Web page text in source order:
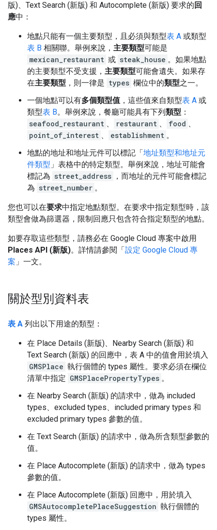
版)、Text Search (新版) 和 Autocomplete (新版) 要求的 回
應中：
地點只能有一個主要類型，且必須與類型表 A 或類型
表 B 相關聯。 舉例來說， 主要類型可能是
mexican_restaurant 或 steak_house 。如果地點
的主要類型不受支援， 主要類型可能會遺失。如果存
在主要類型 ，則一律是 types 欄位中的類型之一。
一個地點可以有多個類型值 ，這些值來自類型表 A 或
類型表 B。舉例來說，餐廳可能具有下列類型 ：
seafood_restaurant 、 restaurant 、 food 、
point_of_interest 、 establishment 。
地點的地址和地址元件可以標記「地址類型和地址元
件類型 」表格中的特定類型。舉例來說，地址可能會
標記為 street_address ，而地址的元件可能會標記
為 street_number 。
您也可以在要求中指定地點類型。在要求中指定類型時，該
類型會做為篩選器，限制回應只包含符合指定類型的地點。
如要存取這些類型，請務必在 Google Cloud 專案中啟用
Places API (新版)。詳情請參閱「設定 Google Cloud 專
案 」一文。
關於型別資料表
表 A 列出以下用途的類型：
在 Place Details (新版)、Nearby Search (新版) 和
Text Search (新版) 的回應中，表 A 中的值會用於填入
GMSPlace 執行個體的 types 屬性。要求必須在欄位
清單中指定 GMSPlacePropertyTypes 。
在 Nearby Search (新版) 的請求中，做為 included
types、excluded types、included primary types 和
excluded primary types 參數的值。
在 Text Search (新版) 的請求中，做為所含類型參數的
值。
在 Place Autocomplete (新版) 的請求中，做為 types
參數的值。
在 Place Autocomplete (新版) 回應中，用於填入
GMSAutocompletePlaceSuggestion 執行個體的
types 屬性。